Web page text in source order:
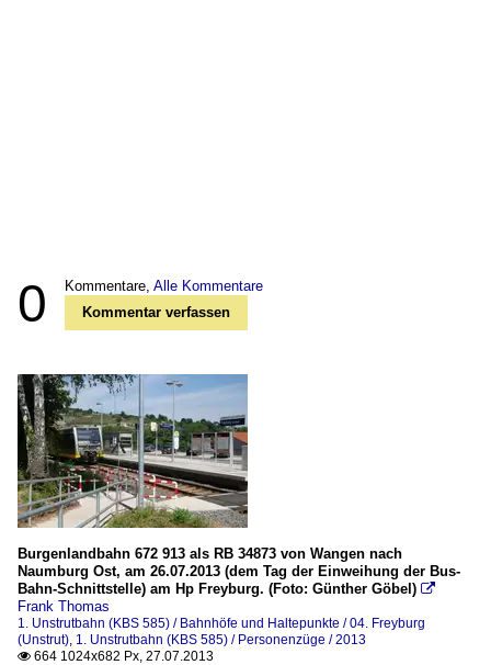
0 Kommentare, Alle Kommentare
Kommentar verfassen
Burgenlandbahn 672 913 als RB 34873 von Wangen nach
Naumburg Ost, am 26.07.2013 (dem Tag der Einweihung der Bus-
Bahn-Schnittstelle) am Hp Freyburg. (Foto: Günther Göbel) 
Frank Thomas
1. Unstrutbahn (KBS 585) / Bahnhöfe und Haltepunkte / 04. Freyburg
(Unstrut), 1. Unstrutbahn (KBS 585) / Personenzüge / 2013
 664 1024x682 Px, 27.07.2013